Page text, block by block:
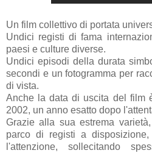
Un film collettivo di portata
Undici registi di fama
paesi e culture diverse.
Undici episodi della durata
secondi e un fotogramma per
di vista.
Anche la data di uscita del film
2002, un anno esatto dopo
Grazie alla sua estrema
parco di registi a
l'attenzione, sollecitando